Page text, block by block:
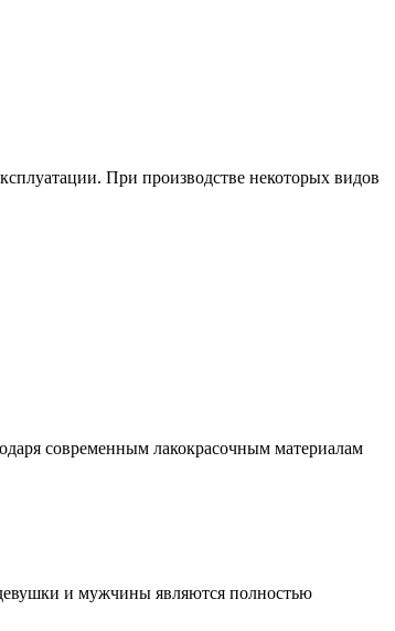
При производстве некоторых видов
современным лакокрасочным материалам
и мужчины являются полностью